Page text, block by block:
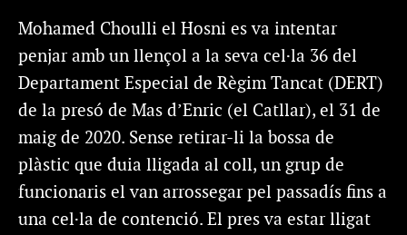
Mohamed Choulli el Hosni es va intentar
penjar amb un llençol a la seva cel·la 36 del
Departament Especial de Règim Tancat (DERT)
de la presó de Mas d’Enric (el Catllar), el 31 de
maig de 2020. Sense retirar-li la bossa de
plàstic que duia lligada al coll, un grup de
funcionaris el van arrossegar pel passadís fins a
una cel·la de contenció. El pres va estar lligat